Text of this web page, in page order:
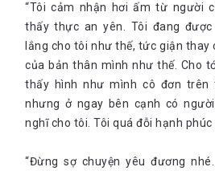
“Tôi cảm nhận hơi ấm từ người
thấy thực an yên. Tôi đang
lắng cho tôi như thế, tức giận thay
của bản thân mình như thế. Cho
thấy hình như mình cô đơn trên
nhưng ở ngay bên cạnh có
nghĩ cho tôi. Tôi quá đỗi hạnh phúc
“Đừng sợ chuyện yêu đương